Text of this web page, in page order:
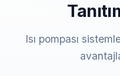
Isı pompası